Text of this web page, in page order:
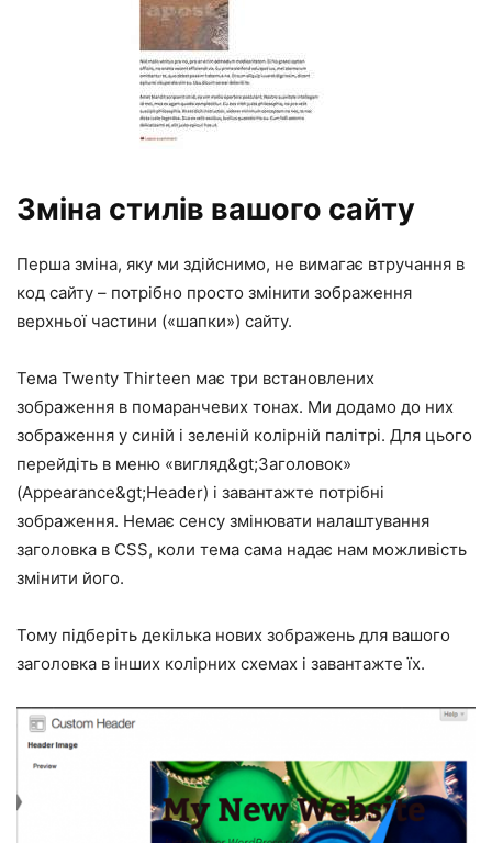
Зміна стилів вашого сайту
Перша зміна, яку ми здійснимо, не вимагає втручання в
код сайту – потрібно просто змінити зображення
верхньої частини («шапки») сайту.
Тема Twenty Thirteen має три встановлених
зображення в помаранчевих тонах. Ми додамо до них
зображення у синій і зеленій колірній палітрі. Для цього
перейдіть в меню «вигляд&gt;Заголовок»
(Appearance&gt;Header) і завантажте потрібні
зображення. Немає сенсу змінювати налаштування
заголовка в CSS, коли тема сама надає нам можливість
змінити його.
Тому підберіть декілька нових зображень для вашого
заголовка в інших колірних схемах і завантажте їх.